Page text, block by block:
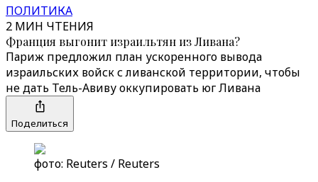
ПОЛИТИКА
2 МИН ЧТЕНИЯ
Франция выгонит израильтян из Ливана?
Париж предложил план ускоренного вывода
израильских войск с ливанской территории, чтобы
не дать Тель-Авиву оккупировать юг Ливана
Поделиться
фото: Reuters / Reuters